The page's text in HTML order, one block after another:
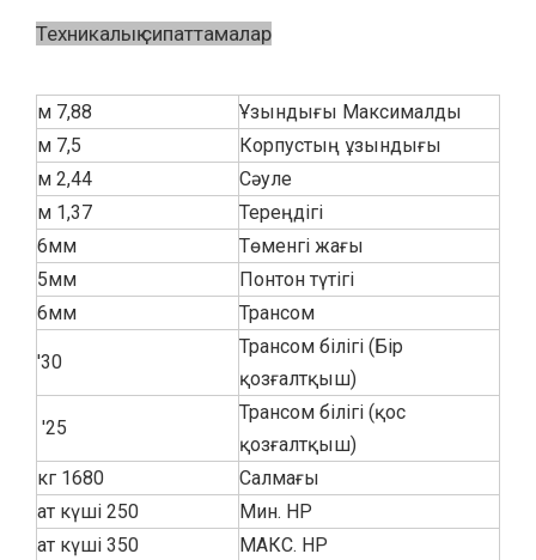
Техникалық сипаттамалар
Ұзындығы Максималды
7,88 м
Корпустың ұзындығы
7,5 м
Сәуле
2,44 м
Тереңдігі
1,37 м
Төменгі жағы
6мм
Понтон түтігі
5мм
Трансом
6мм
Трансом білігі (Бір
қозғалтқыш)
30'
Трансом білігі (қос
қозғалтқыш)
25'
Салмағы
1680 кг
Мин. HP
250 ат күші
МАКС. HP
350 ат күші